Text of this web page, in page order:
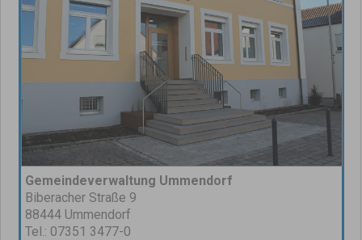
Gemeindeverwaltung Ummendorf
Biberacher Straße 9
88444 Ummendorf
Tel.: 07351 3477-0